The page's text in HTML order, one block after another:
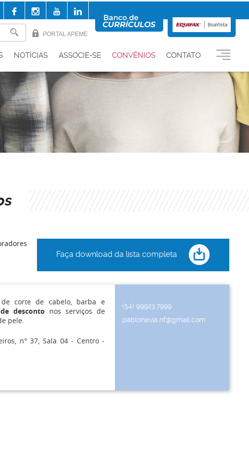
PORTAL APEME
NOTÍCIAS ASSOCIE-SE CONVÊNIOS CONTATO
Faça download da lista completa
de corte de cabelo, barba e
desconto nos serviços de
pele.
n° 37, Sala 04 - Centro -
(54) 99923.7999
pablonavia.nf@gmail.com